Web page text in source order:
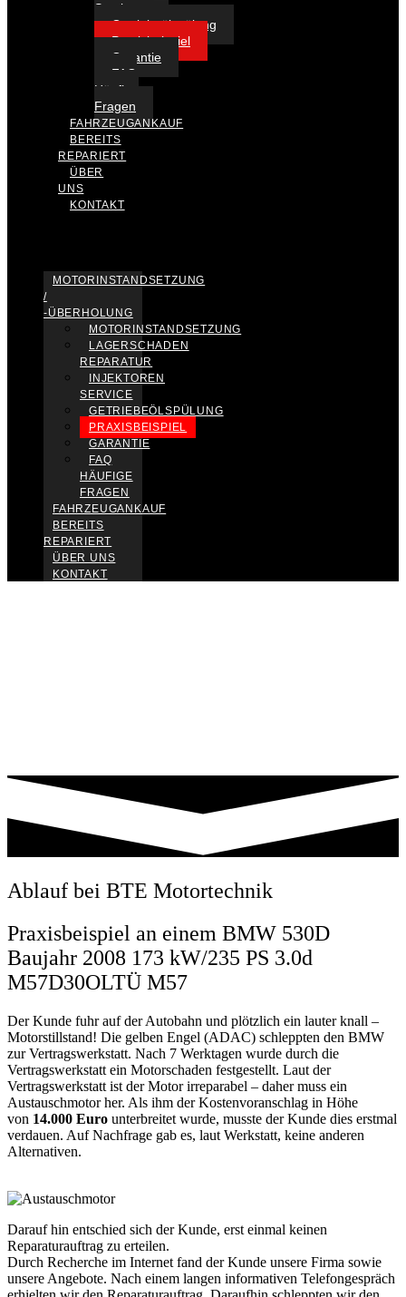
Service
Getriebeölspülung
Praxisbeispiel
Garantie
FAQ
Häufige
Fragen
FAHRZEUGANKAUF
BEREITS
REPARIERT
ÜBER
UNS
KONTAKT
MOTORINSTANDSETZUNG
/
-ÜBERHOLUNG
MOTORINSTANDSETZUNG
LAGERSCHADEN
REPARATUR
INJEKTOREN
SERVICE
GETRIEBEÖLSPÜLUNG
PRAXISBEISPIEL
GARANTIE
FAQ
HÄUFIGE
FRAGEN
FAHRZEUGANKAUF
BEREITS
REPARIERT
ÜBER UNS
KONTAKT
Ablauf bei BTE Motortechnik
Praxisbeispiel an einem BMW 530D
Baujahr 2008 173 kW/235 PS 3.0d
M57D30OLTÜ M57
Der Kunde fuhr auf der Autobahn und plötzlich ein lauter knall –
Motorstillstand! Die gelben Engel (ADAC) schleppten den BMW
zur Vertragswerkstatt. Nach 7 Werktagen wurde durch die
Vertragswerkstatt ein Motorschaden festgestellt. Laut der
Vertragswerkstatt ist der Motor irreparabel – daher muss ein
Austauschmotor her. Als ihm der Kostenvoranschlag in Höhe
von 14.000 Euro unterbreitet wurde, musste der Kunde dies erstmal
verdauen. Auf Nachfrage gab es, laut Werkstatt, keine anderen
Alternativen.
Darauf hin entschied sich der Kunde, erst einmal keinen
Reparaturauftrag zu erteilen.
Durch Recherche im Internet fand der Kunde unsere Firma sowie
unsere Angebote. Nach einem langen informativen Telefongespräch